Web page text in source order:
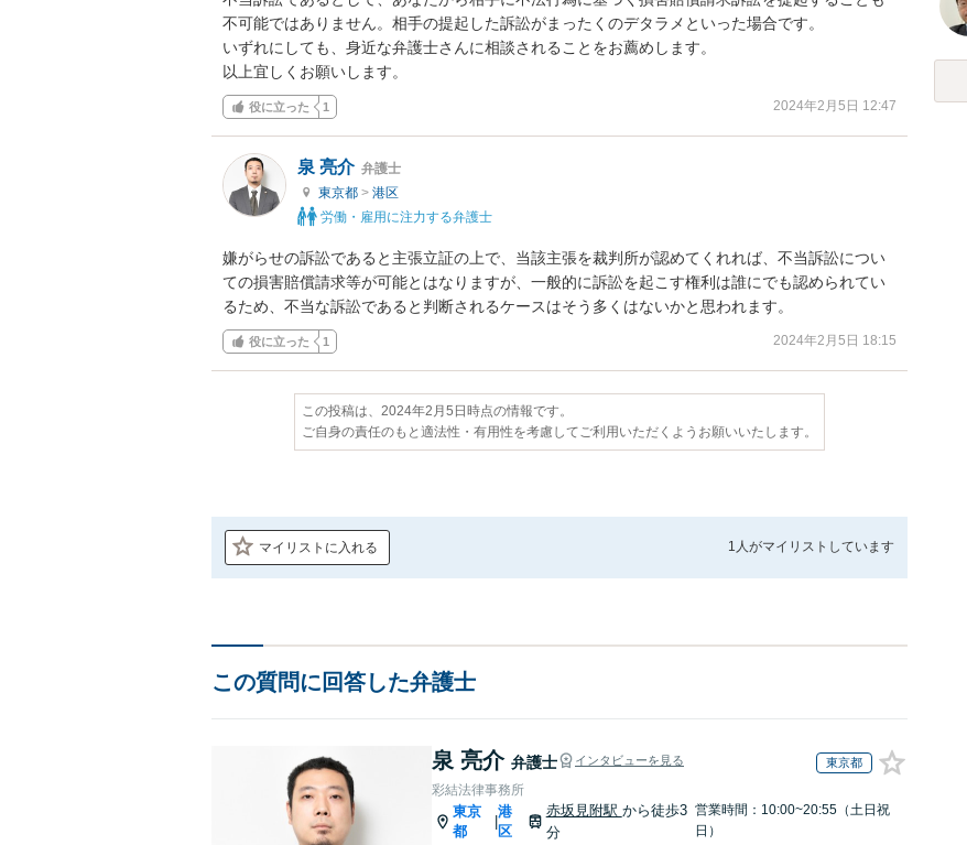
不可能ではありません。相手の提起した訴訟がまったくのデタラメといった場合です。
いずれにしても、身近な弁護士さんに相談されることをお薦めします。
以上宜しくお願いします。
役に立った 1 2024年2月5日 12:47
泉 亮介 弁護士
東京都 > 港区
労働・雇用に注力する弁護士
嫌がらせの訴訟であると主張立証の上で、当該主張を裁判所が認めてくれれば、不当訴訟につい
ての損害賠償請求等が可能とはなりますが、一般的に訴訟を起こす権利は誰にでも認められてい
るため、不当な訴訟であると判断されるケースはそう多くはないかと思われます。
役に立った 1 2024年2月5日 18:15
この投稿は、2024年2月5日時点の情報です。
ご自身の責任のもと適法性・有用性を考慮してご利用いただくようお願いいたします。
マイリストに入れる 1人がマイリストしています
この質問に回答した弁護士
泉 亮介 弁護士 インタビューを見る 東京都
彩結法律事務所
東京
都
港
区
赤坂見附駅 から徒歩3
分
営業時間：10:00~20:55（土日祝
日）